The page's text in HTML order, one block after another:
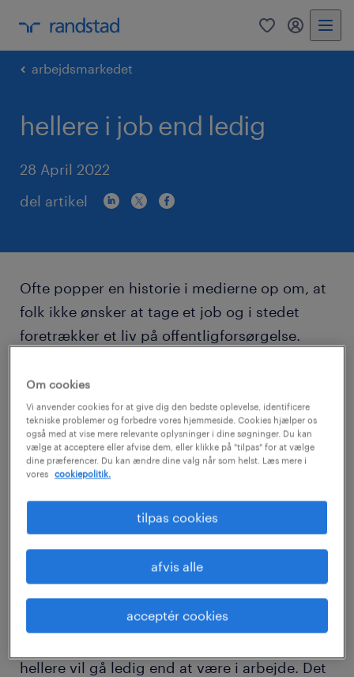
0
arbejdsmarkedet
hellere i job end ledig
28 April 2022
del artikel
Ofte popper en historie i medierne op om, at
folk ikke ønsker at tage et job og i stedet
foretrækker et liv på offentligforsørgelse.
den anskuelse, og hvordan ser det ud, hvis vi
sammenligner os med andre lande?
Randstads Workmonitor viser, at fire ud af
fem (82%) hellere vil takke ja til en midlertidig
ansættelse end at være uden arbejde. Og
tallene i Danmark afspejler nogenlunde
situationen i andre lande,
Selvom tallene er nogenlunde de samme i
udlandet, synes jeg, at det er
hellere vil gå ledig end at være i arbejde. Det
Om cookies
Vi anvender cookies for at give dig den bedste oplevelse, identificere
tekniske problemer og forbedre vores hjemmeside. Cookies hjælper os
også med at vise mere relevante oplysninger i dine søgninger. Du kan
vælge at acceptere eller afvise dem, eller klikke på "tilpas" for at vælge
dine præferencer. Du kan ændre dine valg når som helst. Læs mere i
vores
cookiepolitik.
tilpas cookies
afvis alle
acceptér cookies